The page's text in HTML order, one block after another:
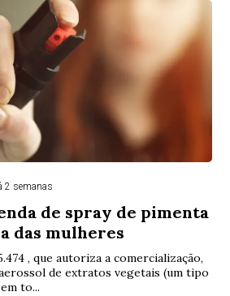
2 semanas
de spray de pimenta
das mulheres
, que autoriza a comercialização,
de extratos vegetais (um tipo
to...